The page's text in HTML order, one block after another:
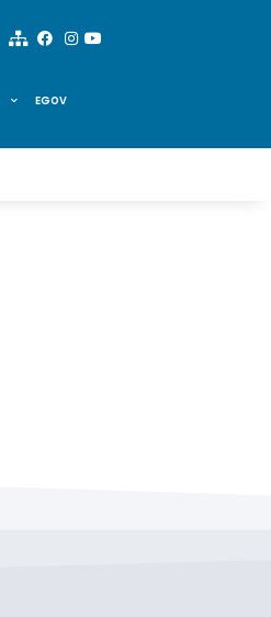
EGOV